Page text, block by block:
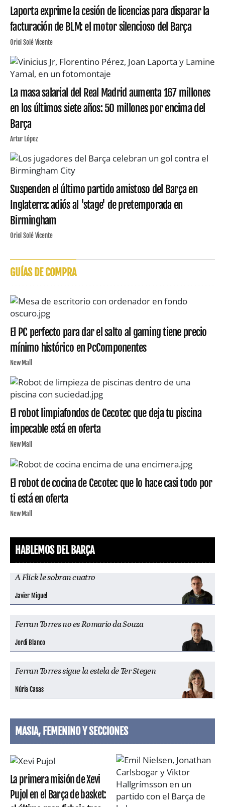
Laporta exprime la cesión de licencias para disparar la
facturación de BLM: el motor silencioso del Barça
Oriol Solé Vicente
La masa salarial del Real Madrid aumenta 167 millones
en los últimos siete años: 50 millones por encima del
Barça
Artur López
Suspenden el último partido amistoso del Barça en
Inglaterra: adiós al 'stage' de pretemporada en
Birmingham
Oriol Solé Vicente
GUÍAS DE COMPRA
El PC perfecto para dar el salto al gaming tiene precio
mínimo histórico en PcComponentes
New Mall
El robot limpiafondos de Cecotec que deja tu piscina
impecable está en oferta
New Mall
El robot de cocina de Cecotec que lo hace casi todo por
ti está en oferta
New Mall
HABLEMOS DEL BARÇA
A Flick le sobran cuatro
Javier Miguel
Ferran Torres no es Romario da Souza
Jordi Blanco
Ferran Torres sigue la estela de Ter Stegen
Núria Casas
MASIA, FEMENINO Y SECCIONES
La primera misión de Xevi
Pujol en el Barça de basket: